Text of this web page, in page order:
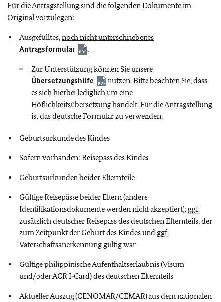
Für die Antragstellung sind die folgenden Dokumente im
Original vorzulegen:
Ausgefülltes,noch nicht unterschriebenes
Antragsformular
,
Zur Unterstützung können Sie unsere
Übersetzungshilfe
nutzen. Bitte beachten Sie, dass
es sich hierbei lediglich um eine
Höflichkeitsübersetzung handelt. Für die Antragstellung
ist das deutsche Formular zu verwenden.
Geburtsurkunde des Kindes
Sofern vorhanden: Reisepass des Kindes
Geburtsurkunden beider Elternteile
Gültige Reisepässe beider Eltern (andere
Identifikationsdokumente werden nicht akzeptiert); ggf.
zusätzlich deutscher Reisepass des deutschen Elternteils, der
zum Zeitpunkt der Geburt des Kindes und ggf.
Vaterschaftsanerkennung gültig war
Gültige philippinische Aufenthaltserlaubnis (Visum
und/oder ACR I-Card) des deutschen Elternteils
Aktueller Auszug (CENOMAR/CEMAR) aus dem nationalen